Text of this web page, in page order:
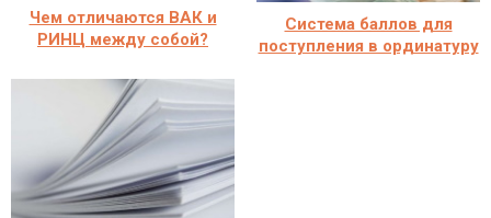
Чем отличаются ВАК и
РИНЦ между собой?
Система баллов для
поступления в ординатуру